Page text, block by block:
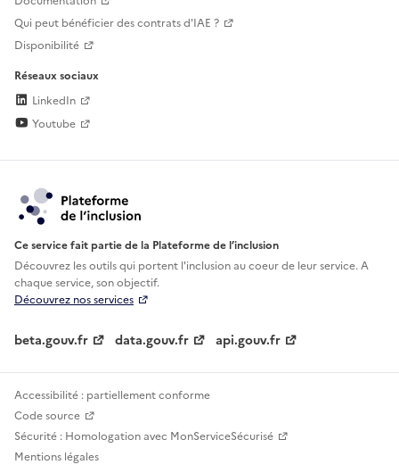
Qui peut bénéficier des contrats d'IAE ?
Disponibilité
Réseaux sociaux
LinkedIn
Youtube
Ce service fait partie de la Plateforme de l’inclusion
Découvrez les outils qui portent l'inclusion aucoeur de leur service. A
chaque service, son objectif.
Découvrez nos services
beta.gouv.fr data.gouv.fr api.gouv.fr
Accessibilité : partiellement conforme
Code source
Sécurité : Homologation avec MonServiceSécurisé
Mentions légales